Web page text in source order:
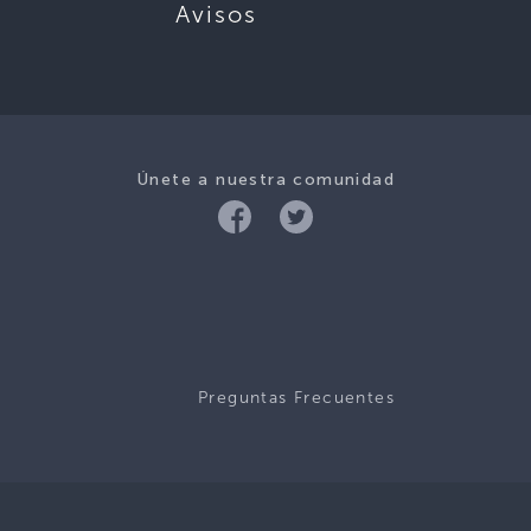
Avisos
Únete a nuestra comunidad
Preguntas Frecuentes